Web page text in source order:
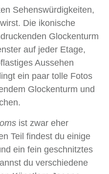
Sehenswürdigkeiten,
Die ikonische
Glockenturm
auf jeder Etage,
Aussehen
ein paar tolle Fotos
Glockenturm und
ist zwar eher
Teil findest du einige
ein fein geschnitztes
du verschiedene